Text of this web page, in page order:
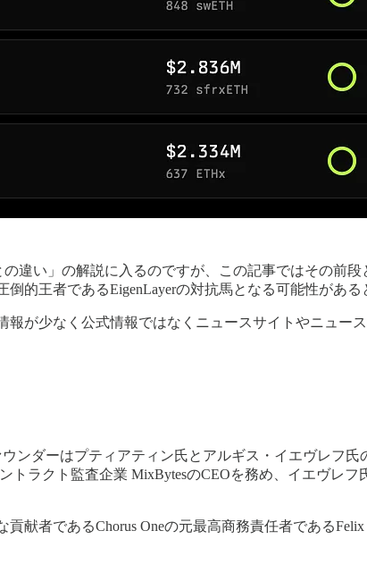
違い」の解説に入るのですが、この記事ではその前
倒的王者であるEigenLayerの対抗馬となる可能性があ
報が少なく公式情報ではなくニュースサイトやニュー
ンダーはプティアティン氏とアルギス・イエヴレフ
トラクト監査企業 MixBytesのCEOを務め、イエヴレ
献者であるChorus Oneの元最高商務責任者である